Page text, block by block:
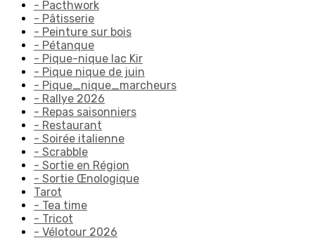
- Pacthwork
- Pâtisserie
- Peinture sur bois
- Pétanque
- Pique-nique lac Kir
- Pique nique de juin
- Pique_nique_marcheurs
- Rallye 2026
- Repas saisonniers
- Restaurant
- Soirée italienne
- Scrabble
- Sortie en Région
- Sortie Œnologique
Tarot
- Tea time
- Tricot
- Vélotour 2026